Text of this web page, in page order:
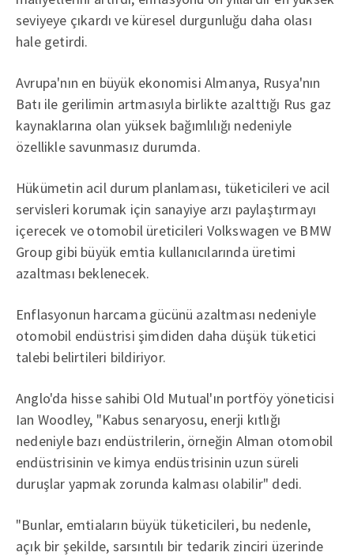
seviyeye çıkardı ve küresel durgunluğu daha olası
hale getirdi.
Avrupa'nın en büyük ekonomisi Almanya, Rusya'nın
Batı ile gerilimin artmasıyla birlikte azalttığı Rus gaz
kaynaklarına olan yüksek bağımlılığı nedeniyle
özellikle savunmasız durumda.
Hükümetin acil durum planlaması, tüketicileri ve acil
servisleri korumak için sanayiye arzı paylaştırmayı
içerecek ve otomobil üreticileri Volkswagen ve BMW
Group gibi büyük emtia kullanıcılarında üretimi
azaltması beklenecek.
Enflasyonun harcama gücünü azaltması nedeniyle
otomobil endüstrisi şimdiden daha düşük tüketici
talebi belirtileri bildiriyor.
Anglo'da hisse sahibi Old Mutual'ın portföy yöneticisi
Ian Woodley, "Kabus senaryosu, enerji kıtlığı
nedeniyle bazı endüstrilerin, örneğin Alman otomobil
endüstrisinin ve kimya endüstrisinin uzun süreli
duruşlar yapmak zorunda kalması olabilir" dedi.
"Bunlar, emtiaların büyük tüketicileri, bu nedenle,
açık bir şekilde, sarsıntılı bir tedarik zinciri üzerinde